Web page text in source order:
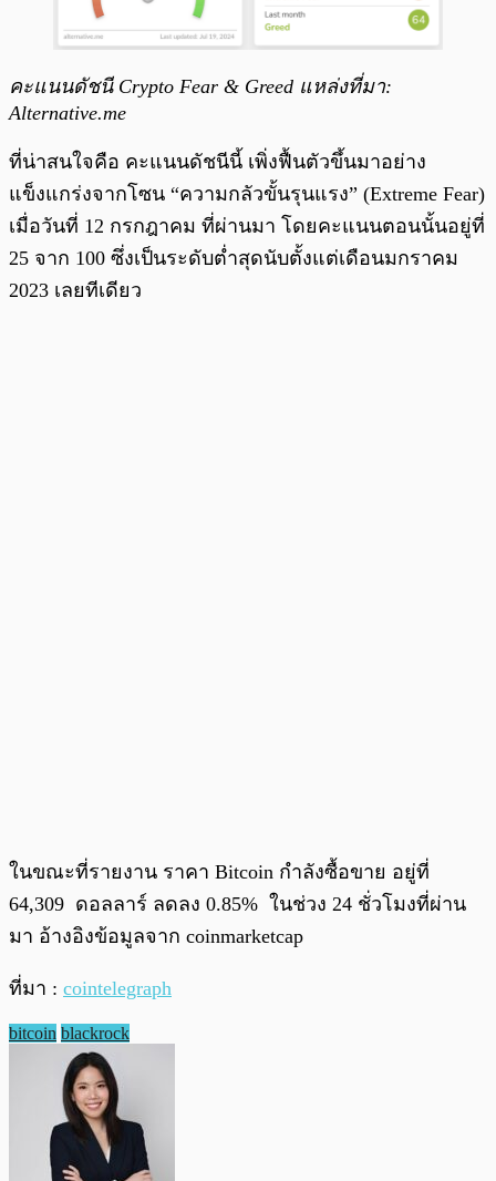
คะแนนดัชนี Crypto Fear & Greed แหล่งที่มา:
Alternative.me
ที่น่าสนใจคือ คะแนนดัชนีนี้ เพิ่งฟื้นตัวขึ้นมาอย่าง
แข็งแกร่งจากโซน “ความกลัวขั้นรุนแรง” (Extreme Fear)
เมื่อวันที่ 12 กรกฎาคม ที่ผ่านมา โดยคะแนนตอนนั้นอยู่ที่
25 จาก 100 ซึ่งเป็นระดับต่ำสุดนับตั้งแต่เดือนมกราคม
2023 เลยทีเดียว
ในขณะที่รายงาน ราคา Bitcoin กำลังซื้อขาย อยู่ที่
64,309 ดอลลาร์ ลดลง 0.85% ในช่วง 24 ชั่วโมงที่ผ่าน
มา อ้างอิงข้อมูลจาก coinmarketcap
ที่มา : cointelegraph
bitcoin blackrock